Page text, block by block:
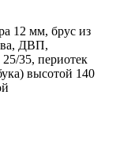
12 мм, брус из
ДВП,
35, периотек
высотой 140